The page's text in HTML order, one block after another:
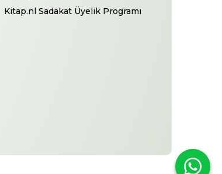
Kitap.nl Sadakat Üyelik Programı